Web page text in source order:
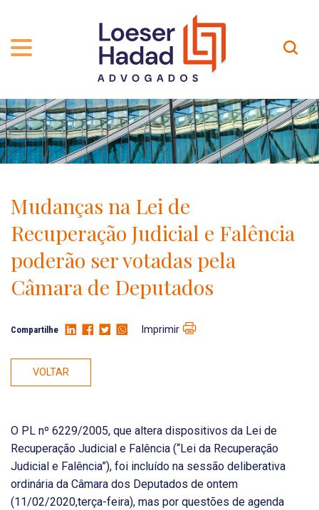
QUEM SOMOS
TRAJETÓRIA
INCLUSÃO E DIVERSIDADE
PRÊMIOS
NOSSA EQUIPE
ÁREAS DE ATUAÇÃO
PROFISSIONAIS
CARREIRA
Contato
Localização
EN-US
Mudanças na Lei de
Recuperação Judicial e Falência
poderão ser votadas pela
Câmara de Deputados
Compartilhe Imprimir
VOLTAR
O PL nº 6229/2005, que altera dispositivos da Lei de
Recuperação Judicial e Falência (“Lei da Recuperação
Judicial e Falência”), foi incluído na sessão deliberativa
ordinária da Câmara dos Deputados de ontem
(11/02/2020,terça-feira), mas por questões de agenda